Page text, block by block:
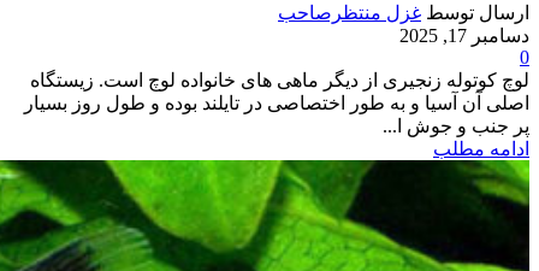
ارسال توسط غزل منتظرصاحب
دسامبر 17, 2025
0
لوچ کوتوله زنجیری از دیگر ماهی های خانواده لوچ است. زیستگاه
اصلی آن آسیا و به طور اختصاصی در تایلند بوده و طول روز بسیار
پر جنب و جوش ا...
ادامه مطلب